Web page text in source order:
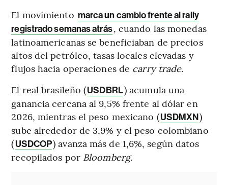
El movimiento marca un cambio frente al rally
registrado semanas atrás, cuando las monedas
latinoamericanas se beneficiaban de precios
altos del petróleo, tasas locales elevadas y
flujos hacia operaciones de carry trade.
El real brasileño (USDBRL) acumula una
ganancia cercana al 9,5% frente al dólar en
2026, mientras el peso mexicano (USDMXN)
sube alrededor de 3,9% y el peso colombiano
(USDCOP) avanza más de 1,6%, según datos
recopilados por Bloomberg.